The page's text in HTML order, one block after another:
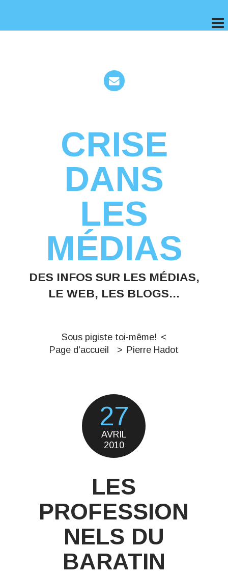
CRISE
DANS
LES
MÉDIAS
DES INFOS SUR LES MÉDIAS,
LE WEB, LES BLOGS...
Sous pigiste toi-même!
Page d'accueil
Pierre Hadot
27
AVRIL
2010
LES
PROFESSION
NELS DU
BARATIN